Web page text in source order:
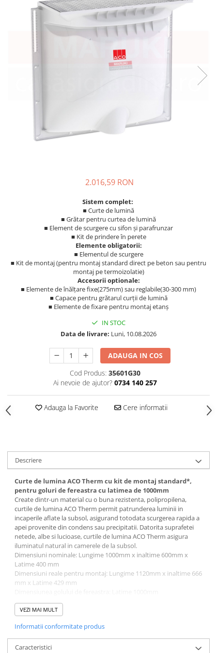
Finisare Gips Carton
Ipsos si Pasta Imbinare
Ipsos Adeziv Gips Carton
Profile Gips Carton
Grosime Tabla 0.6MM
2.016,59 RON
Sistem complet:
■ Curte de lumină
■ Grătar pentru curtea de lumină
■ Element de scurgere cu sifon și parafrunzar
■ Kit de prindere în perete
Elemente obligatorii:
■ Elementul de scurgere
■ Kit de montaj (pentru montaj standard direct pe beton sau pentru
montaj pe termoizolatie)
Accesorii optionale:
■ Elemente de înălțare fixe(275mm) sau reglabile(30-300 mm)
■ Capace pentru grătarul curții de lumină
■ Elemente de fixare pentru montaj etanș
IN STOC
Data de livrare: Luni, 10.08.2026
ADAUGA IN COS
Cod Produs: 35601G30
Ai nevoie de ajutor? 0734 140 257
Adauga la Favorite Cere informatii
Descriere
Curte de lumina ACO Therm cu kit de montaj standard*,
pentru goluri de fereastra cu latimea de 1000mm
Create dintr-un material cu o buna rezistenta, polipropilena,
curtile de lumina ACO Therm permit patrunderea luminii in
incaperile aflate la subsol, asigurand totodata scurgerea rapida a
apei provenite din condens sau precipitatii. Datorita suprafetei
netede, albe si lucioase, curtile de lumina ACO Therm asigura
iluminatul natural in camerele de la subsol.
Dimensiuni nominale: Lungime 1000mm x inaltime 600mm x
Latime 400 mm
Dimensiuni reale pentru montaj: Lungime 1120mm x inaltime 666
mm x Latime 429 mm
inaltimea curtii de lumina poate fi ajustata cu ajutorul
elementelor de inaltare fixe si reglabile, pana la 80cm. Pentru
adancime 400mm (doua elemente de inaltare fixe si un element
de inaltare reglabil).
Exista trei tipuri de
, pentru curtea de lumina
VEZI MAI MULT
Informatii conformitate produs
Caracteristici